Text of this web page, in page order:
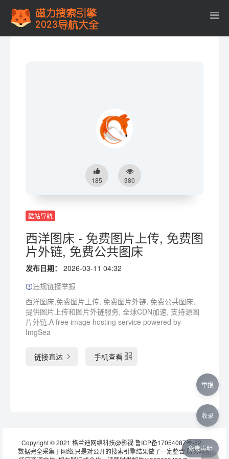
185 380
酷站导航
西洋图床 - 免费图片上传, 免费图
片外链, 免费公共图床
发布日期：
2026-03-11 04:32
违规链接举报
西洋图床,免费图片上传, 免费图片外链, 免费公共图床,
提供图片上传和图片外链服务, 全球CDN加速, 支持源图
片外链.A free image hosting service powered by
ImgSea
链接直达 手机查看
Copyright © 2021 格兰迪网络科技@影视鲁ICP备17054087号-52。
数据完全采集于网络,只是对公开的搜索引擎结果做了一定整合,服务器无
免责声明
举报
收录